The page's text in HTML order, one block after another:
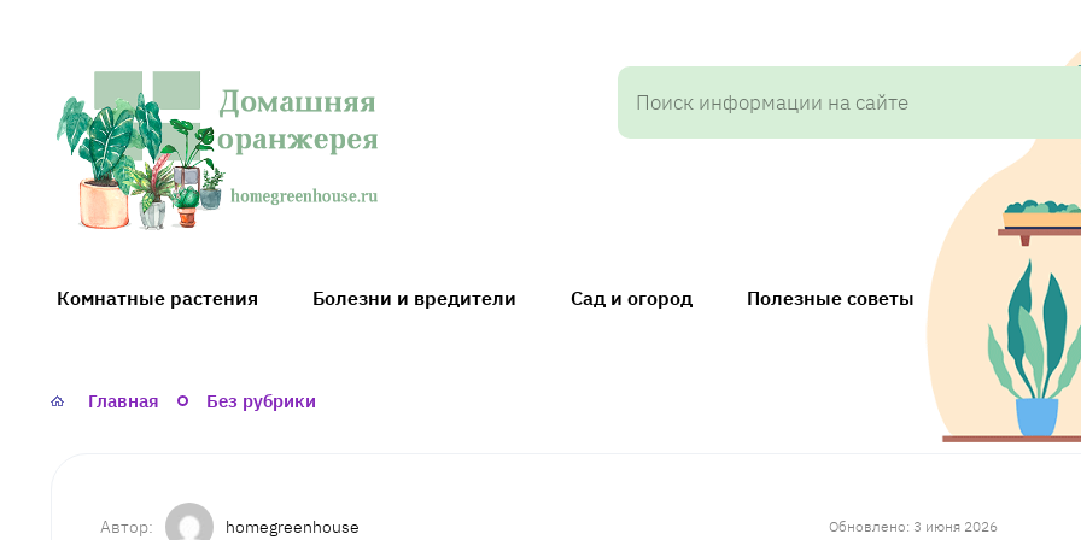
Домашняя
оранжерея
Комнатные растения Болезни и вредители Сад и огород Полезные советы
Главная Без рубрики
homegreenhouse Обновлено: 3 июня 2026